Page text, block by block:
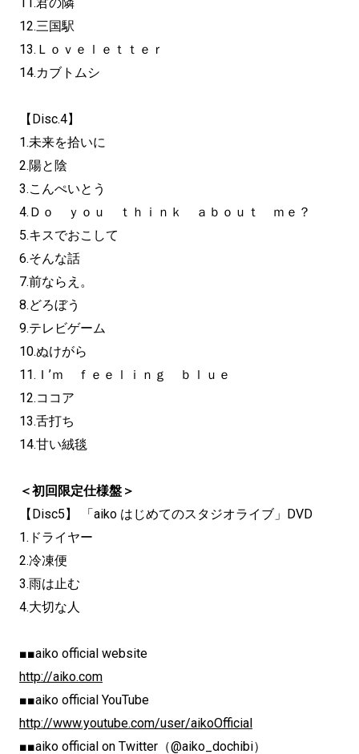
12.三国駅
13.Ｌｏｖｅｌｅｔｔｅｒ
14.カブトムシ
【Disc.4】
1.未来を拾いに
2.陽と陰
3.こんぺいとう
4.Ｄｏ ｙｏｕ ｔｈｉｎｋ ａｂｏｕｔ ｍｅ？
5.キスでおこして
6.そんな話
7.前ならえ。
8.どろぼう
9.テレビゲーム
10.ぬけがら
11.Ｉ’ｍ ｆｅｅｌｉｎｇ ｂｌｕｅ
12.ココア
13.舌打ち
14.甘い絨毯
＜初回限定仕様盤＞
【Disc5】 「aiko はじめてのスタジオライブ」DVD
1.ドライヤー
2.冷凍便
3.雨は止む
4.大切な人
■■aiko official website
http://aiko.com
■■aiko official YouTube
http://www.youtube.com/user/aikoOfficial
■■aiko official on Twitter（@aiko_dochibi）